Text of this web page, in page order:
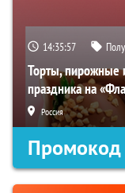
14:35:56
Торты, пирожные
праздника на
Россия
Промокод